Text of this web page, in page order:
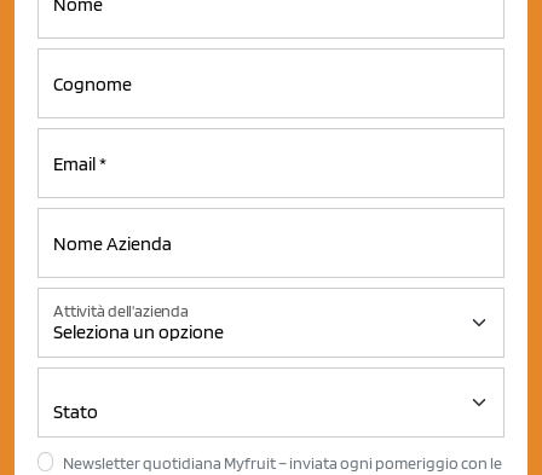
Attività dell'azienda
Newsletter quotidiana Myfruit – inviata ogni pomeriggio con le